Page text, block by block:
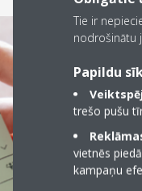
Tie ir
nodrošinātu
Papildu
trešo pušu
vietnēs
kampaņu